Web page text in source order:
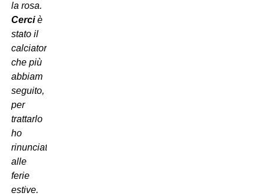
la rosa.
Cerciè
stato il
calciatore
che più
abbiam
seguito,
per
trattarlo
ho
rinunciato
alle
ferie
estive.